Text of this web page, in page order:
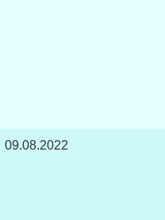
09.08.2022